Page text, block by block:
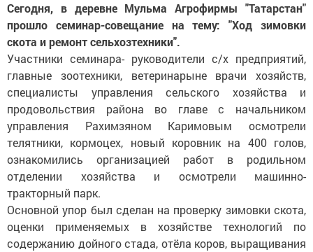
Сегодня, в деревне Мульма Агрофирмы "Татарстан"
прошло семинар-совещание на тему: "Ход зимовки
скота и ремонт сельхозтехники".
Участники семинара- руководители с/х предприятий,
главные зоотехники, ветеринарыне врачи хозяйств,
специалисты управления сельского хозяйства и
продовольствия района во главе с начальником
управления Рахимзяном Каримовым осмотрели
телятники, кормоцех, новый коровник на 400 голов,
ознакомились организацией работ в родильном
отделении хозяйства и осмотрели машинно-
тракторный парк.
Основной упор был сделан на проверку зимовки скота,
оценки применяемых в хозяйстве технологий по
содержанию дойного стада, отёла коров, выращивания